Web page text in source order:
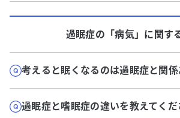
過眠症の「病気」に関す
考えると眠くなるのは過眠症と関係
過眠症と嗜眠症の違いを教えてくだ